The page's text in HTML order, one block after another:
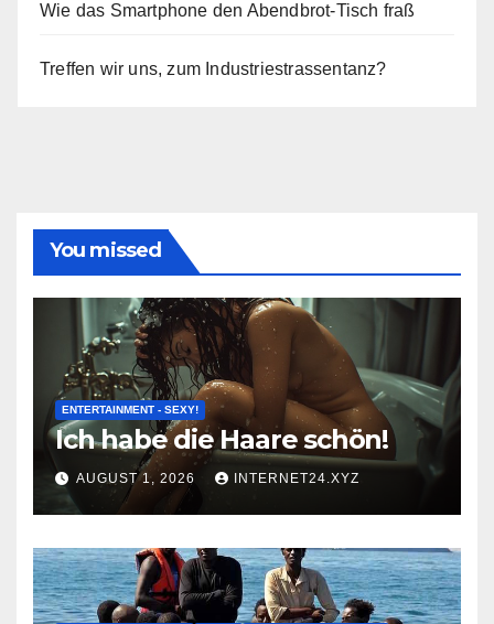
Wie das Smartphone den Abendbrot-Tisch fraß
Treffen wir uns, zum Industriestrassentanz?
You missed
ENTERTAINMENT - SEXY!
Ich habe die Haare schön!
AUGUST 1, 2026 INTERNET24.XYZ